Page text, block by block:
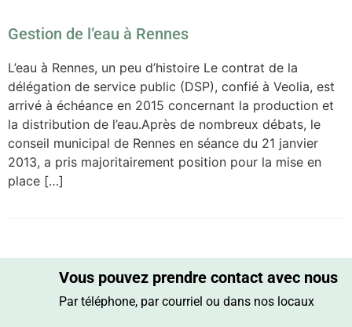
Gestion de l’eau à Rennes
L’eau à Rennes, un peu d’histoire Le contrat de la
délégation de service public (DSP), confié à Veolia, est
arrivé à échéance en 2015 concernant la production et
la distribution de l’eau.Après de nombreux débats, le
conseil municipal de Rennes en séance du 21 janvier
2013, a pris majoritairement position pour la mise en
place […]
Vous pouvez prendre contact avec nous
Par téléphone, par courriel ou dans nos locaux